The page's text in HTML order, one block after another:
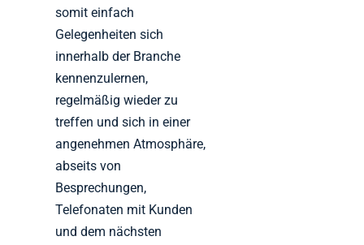
somit einfach
Gelegenheiten sich
innerhalb der Branche
kennenzulernen,
regelmäßig wieder zu
treffen und sich in einer
angenehmen Atmosphäre,
abseits von
Besprechungen,
Telefonaten mit Kunden
und dem nächsten